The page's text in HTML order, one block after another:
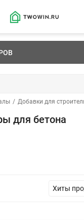
/ Добавки для
для бетона
Хиты